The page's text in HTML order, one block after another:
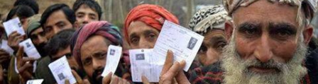
कांग्रेस खाली हाथ
लेखन मुकुल तोमर May 30, 2019 04:51 pm